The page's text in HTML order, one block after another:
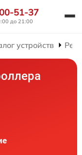
51-37
до 21:00
устройств